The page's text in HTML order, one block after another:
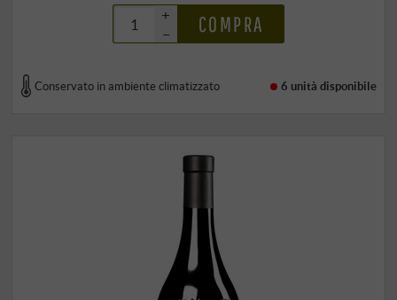
+
–
COMPRA
Conservato in ambiente climatizzato 6 unità disponibile